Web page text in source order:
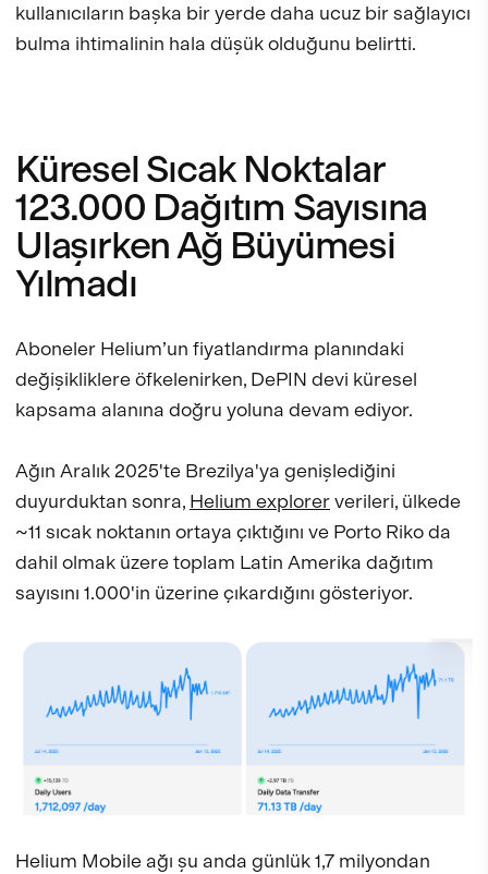
kullanıcıların başka bir yerde daha ucuz bir sağlayıcı
bulma ihtimalinin hala düşük olduğunu belirtti.
Küresel Sıcak Noktalar
123.000 Dağıtım Sayısına
Ulaşırken Ağ Büyümesi
Yılmadı
Aboneler Helium’un fiyatlandırma planındaki
değişikliklere öfkelenirken, DePIN devi küresel
kapsama alanına doğru yoluna devam ediyor.
Ağın Aralık 2025'te Brezilya'ya genişlediğini
duyurduktan sonra, Helium explorerverileri, ülkede
~11 sıcak noktanın ortaya çıktığını ve Porto Riko da
dahil olmak üzere toplam Latin Amerika dağıtım
sayısını 1.000'in üzerine çıkardığını gösteriyor.
Helium Mobile ağı şu anda günlük 1,7 milyondan